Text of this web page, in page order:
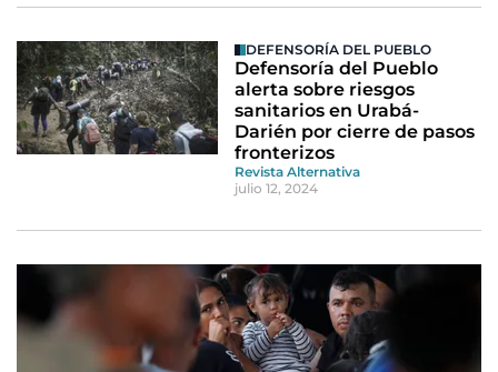
DEFENSORÍA DEL PUEBLO
Defensoría del Pueblo
alerta sobre riesgos
sanitarios en Urabá-
Darién por cierre de pasos
fronterizos
Revista Alternativa
julio 12, 2024